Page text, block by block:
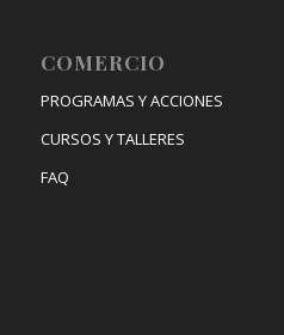
COMERCIO
PROGRAMAS Y ACCIONES
CURSOS Y TALLERES
FAQ